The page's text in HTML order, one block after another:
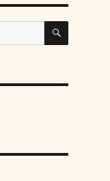
SEARCH